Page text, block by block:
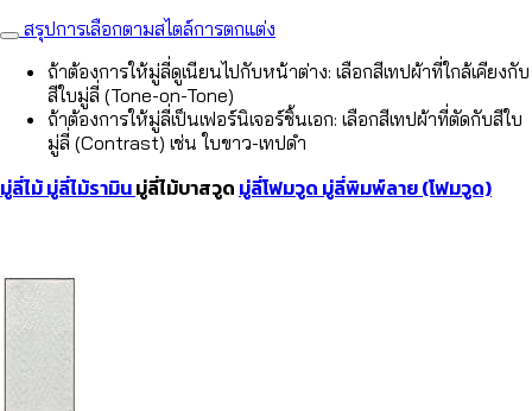
สรุปการเลือกตามสไตล์การตกแต่ง
ถ้าต้องการให้มู่ลี่ดูเนียนไปกับหน้าต่าง: เลือกสีเทปผ้าที่ใกล้เคียงกับ
สีใบมู่ลี่ (Tone-on-Tone)
ถ้าต้องการให้มู่ลี่เป็นเฟอร์นิเจอร์ชิ้นเอก: เลือกสีเทปผ้าที่ตัดกับสีใบ
มู่ลี่ (Contrast) เช่น ใบขาว-เทปดำ
มู่ลี่ไม้มู่ลี่ไม้รามินมู่ลี่ไม้บาสวูด มู่ลี่โฟมวูด มู่ลี่พิมพ์ลาย (โฟมวูด)